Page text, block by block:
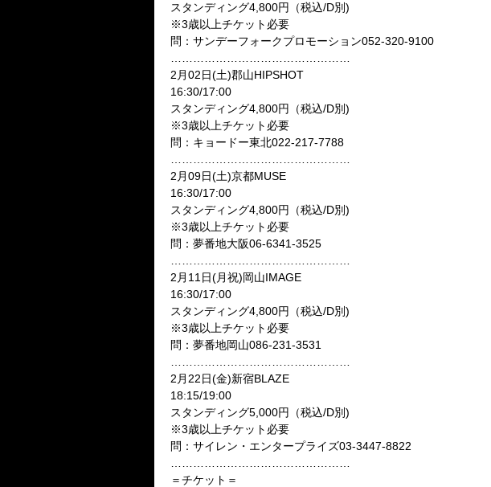
スタンディング4,800円（税込/D別)
※3歳以上チケット必要
問：サンデーフォークプロモーション052-320-9100
2月02日(土)郡山HIPSHOT
16:30/17:00
スタンディング4,800円（税込/D別)
※3歳以上チケット必要
問：キョードー東北022-217-7788
2月09日(土)京都MUSE
16:30/17:00
スタンディング4,800円（税込/D別)
※3歳以上チケット必要
問：夢番地大阪06-6341-3525
2月11日(月祝)岡山IMAGE
16:30/17:00
スタンディング4,800円（税込/D別)
※3歳以上チケット必要
問：夢番地岡山086-231-3531
2月22日(金)新宿BLAZE
18:15/19:00
スタンディング5,000円（税込/D別)
※3歳以上チケット必要
問：サイレン・エンタープライズ03-3447-8822
＝チケット＝